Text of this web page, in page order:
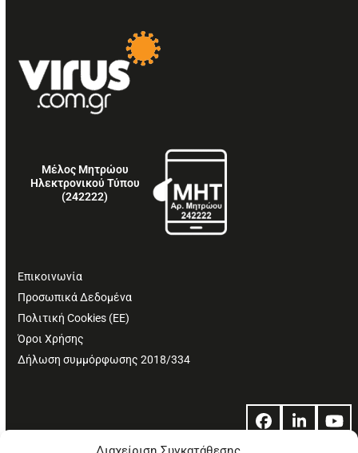
Μέλος Μητρώου
Ηλεκτρονικού Τύπου
(242222)
Επικοινωνία
Προσωπικά Δεδομένα
Πολιτική Cookies (ΕΕ)
Όροι Χρήσης
Δήλωση συμμόρφωσης 2018/334
Facebook
LinkedIn